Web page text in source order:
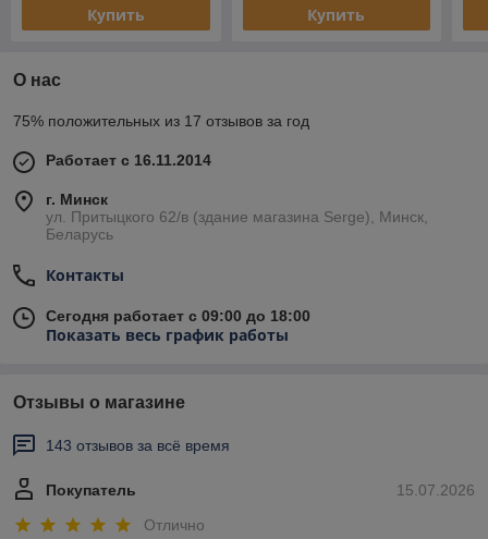
Купить Купить
О нас
75% положительных из 17 отзывов за год
Работает с 16.11.2014
г. Минск
ул. Притыцкого 62/в (здание магазина Serge), Минск,
Беларусь
Контакты
Сегодня работает с 09:00 до 18:00
Показать весь график работы
Отзывы о магазине
143 отзывов за всё время
15.07.2026
Покупатель
Отлично